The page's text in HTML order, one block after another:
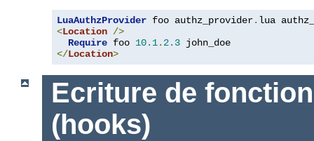
LuaAuthzProvider foo authz_provider.
<Location />
Require foo 10.1. 2.3
</Location>
Ecriture de
(hooks)